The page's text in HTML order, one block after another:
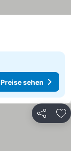
Preise sehen
Teilen